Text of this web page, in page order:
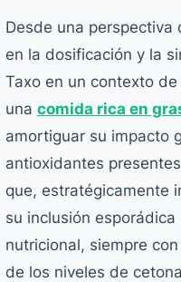
Desde una perspectiva
en la dosificación y la
Taxo en un contexto
una comida rica en
amortiguar su impacto
antioxidantes
que, estratégicamente
su inclusión
nutricional, siempre
de los niveles de